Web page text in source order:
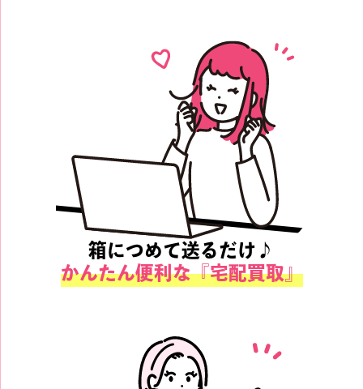
箱につめて送るだけ♪
かんたん便利な『宅配買取』